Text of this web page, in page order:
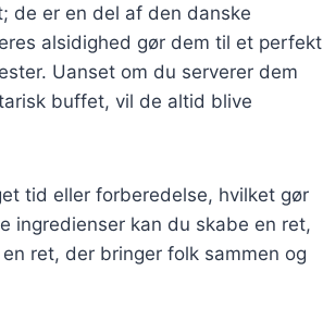
de er en del af den danske
alsidighed gør dem til et perfekt
Uanset om du serverer dem
buffet, vil de altid blive
tid eller forberedelse, hvilket gør
ingredienser kan du skabe en ret,
ret, der bringer folk sammen og